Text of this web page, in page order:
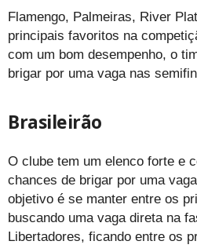
Flamengo, Palmeiras, River
principais favoritos na
com um bom desempenho, o
brigar por uma vaga nas
Brasileirão
O clube tem um elenco forte e
chances de brigar por uma
objetivo é se manter entre os
buscando uma vaga direta na
Libertadores, ficando entre os